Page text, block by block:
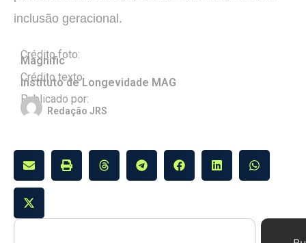
inclusão geracional.
Crédito foto:
Magnific
Crédito texto:
Instituto de Longevidade MAG
Publicado por:
Redação JRS